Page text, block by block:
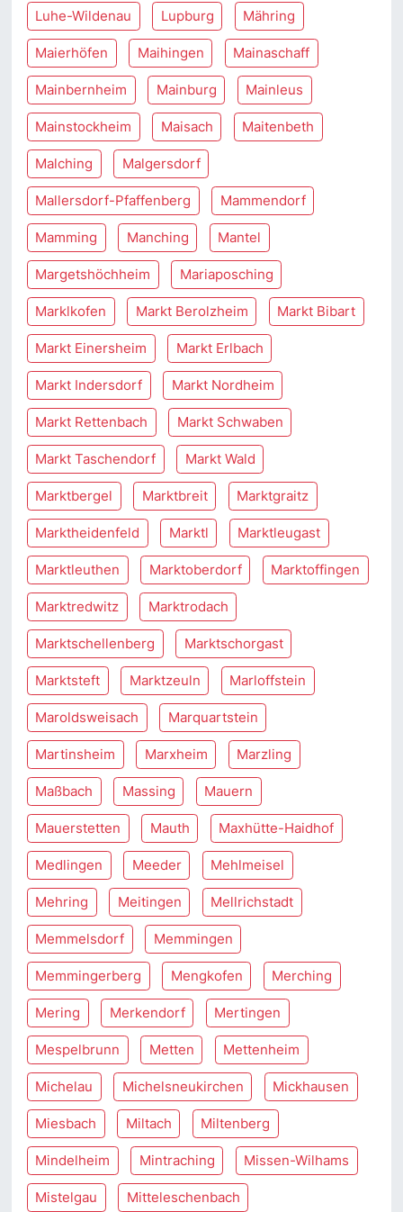
Luhe-Wildenau Lupburg Mähring
Maierhöfen Maihingen Mainaschaff
Mainbernheim Mainburg Mainleus
Mainstockheim Maisach Maitenbeth
Malching Malgersdorf
Mallersdorf-Pfaffenberg Mammendorf
Mamming Manching Mantel
Margetshöchheim Mariaposching
Marklkofen Markt Berolzheim Markt Bibart
Markt Einersheim Markt Erlbach
Markt Indersdorf Markt Nordheim
Markt Rettenbach Markt Schwaben
Markt Taschendorf Markt Wald
Marktbergel Marktbreit Marktgraitz
Marktheidenfeld Marktl Marktleugast
Marktleuthen Marktoberdorf Marktoffingen
Marktredwitz Marktrodach
Marktschellenberg Marktschorgast
Marktsteft Marktzeuln Marloffstein
Maroldsweisach Marquartstein
Martinsheim Marxheim Marzling
Maßbach Massing Mauern
Mauerstetten Mauth Maxhütte-Haidhof
Medlingen Meeder Mehlmeisel
Mehring Meitingen Mellrichstadt
Memmelsdorf Memmingen
Memmingerberg Mengkofen Merching
Mering Merkendorf Mertingen
Mespelbrunn Metten Mettenheim
Michelau Michelsneukirchen Mickhausen
Miesbach Miltach Miltenberg
Mindelheim Mintraching Missen-Wilhams
Mistelgau Mitteleschenbach